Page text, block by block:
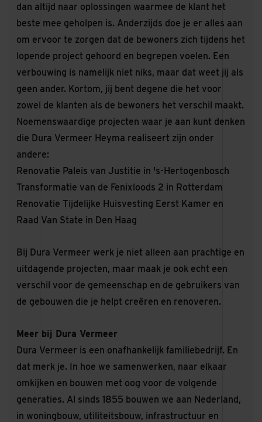
dan altijd naar oplossingen waarmee de klant het
beste mee geholpen is. Anderzijds doe je er alles aan
om ervoor te zorgen dat de bewoners zich tijdens het
lopende project gehoord en begrepen voelen. Een
verbouwing is namelijk niet niks, maar dat weet jij als
geen ander. Kortom, jij bent degene die het voor
zowel de klanten als de bewoners het verschil maakt.
Noemenswaardige projecten waar je aan kunt denken
die Dura Vermeer Heyma realiseert zijn onder
andere:
Renovatie Paleis van Justitie in 's-Hertogenbosch
Transformatie van de Fenixloods 2 in Rotterdam
Renovatie Tijdelijke Huisvesting Eerst Kamer en
Raad Van State in Den Haag
Bij Dura Vermeer werk je niet alleen aan prachtige en
uitdagende projecten, maar maak je ook echt een
verschil voor de gemeenschap en de gebruikers van
de gebouwen die je helpt creëren en renoveren.
Meer bij Dura Vermeer
Dura Vermeer is een onafhankelijk familiebedrijf. En
dat merk je. In hoe we samenwerken, naar elkaar
omkijken en bouwen met oog voor de volgende
generaties. Al sinds 1855 bouwen we aan Nederland,
in woningbouw, utiliteitsbouw, infrastructuur en